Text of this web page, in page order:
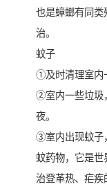
也是蟑螂有同类
治。
蚊子
①及时清理室内
②室内一些垃圾
夜。
③室内出现蚊子
蚊药物，它是世
治登革热、疟疾